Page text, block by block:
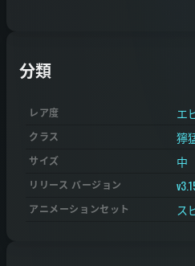
分類
レア度 エ
クラス 獰
サイズ 中
リリース バージョン
アニメーションセット ス